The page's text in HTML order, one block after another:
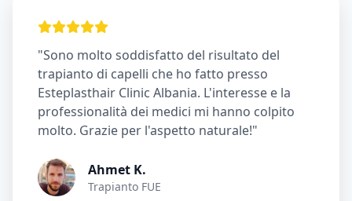
"Sono molto soddisfatto del risultato del
trapianto di capelli che ho fatto presso
Esteplasthair Clinic Albania. L'interesse e la
professionalità dei medici mi hanno colpito
molto. Grazie per l'aspetto naturale!"
Ahmet K.
Trapianto FUE